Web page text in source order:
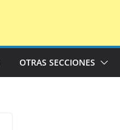
OTRAS SECCIONES